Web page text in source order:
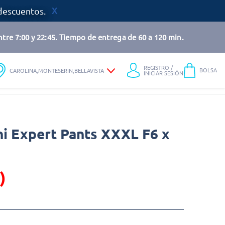
7:00 y 22:45. Tiempo de entrega de 60 a 120 min.
CAROLINA,MONTESERIN,BELLAVISTA REGISTRO /
INICIAR SESIÓN BOLSA
Expert Pants XXXL F6 x